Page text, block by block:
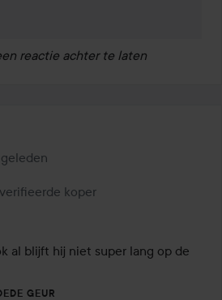
reactie achter te laten
gemaakt 6 maanden geleden
koper
al blijft hij niet super lang op de
GEUR